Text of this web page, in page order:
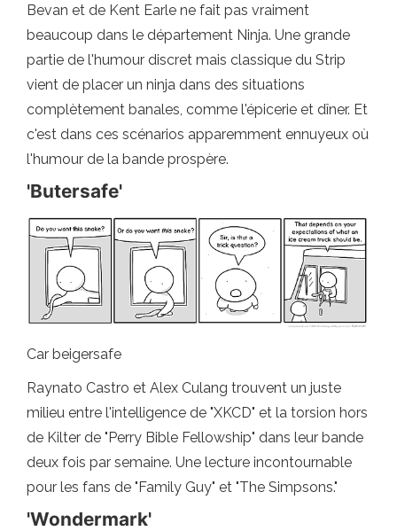
Bevan et de Kent Earle ne fait pas vraiment
beaucoup dans le département Ninja. Une grande
partie de l'humour discret mais classique du Strip
vient de placer un ninja dans des situations
complètement banales, comme l'épicerie et dîner. Et
c'est dans ces scénarios apparemment ennuyeux où
l'humour de la bande prospère.
'Butersafe'
Car beigersafe
Raynato Castro et Alex Culang trouvent un juste
milieu entre l'intelligence de "XKCD" et la torsion hors
de Kilter de "Perry Bible Fellowship" dans leur bande
deux fois par semaine. Une lecture incontournable
pour les fans de "Family Guy" et "The Simpsons."
'Wondermark'